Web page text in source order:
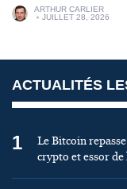
ARTHUR CARLIER
JUILLET 28, 2026
ACTUALITÉS
1
Le Bitcoin
crypto et essor